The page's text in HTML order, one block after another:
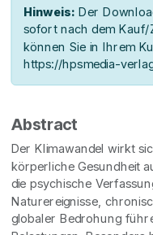
Hinweis: Der
sofort nach dem Kauf/
können Sie in Ihrem
https://hpsmedia-
Abstract
Der Klimawandel wirkt
körperliche Gesundheit
die psychische
Naturereignisse,
globaler Bedrohung